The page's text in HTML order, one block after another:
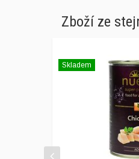
Zboží ze
Skladem